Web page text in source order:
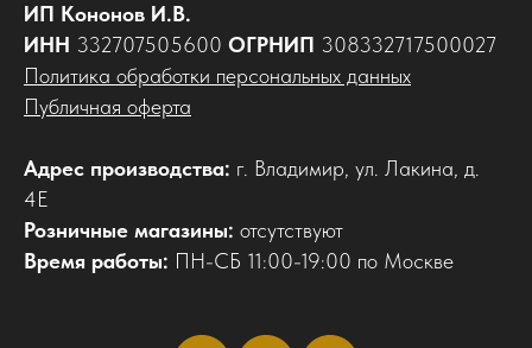
ИП Кононов И.В.
ИНН 332707505600 ОГРНИП 308332717500027
Политика обработки персональных данных
Публичная оферта
Адрес производства: г. Владимир, ул. Лакина, д.
4Е
Розничные магазины: отсутствуют
Время работы: ПН-СБ 11:00-19:00 по Москве